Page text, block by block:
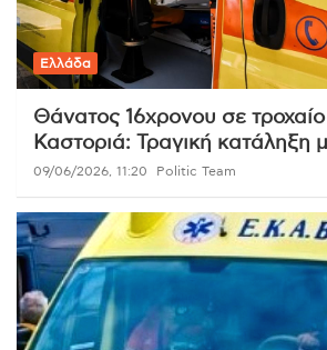
Ελλάδα
Θάνατος 16χρονου σε
Καστοριά: Τραγική κατάληξη
09/06/2026, 11:20 Politic Team